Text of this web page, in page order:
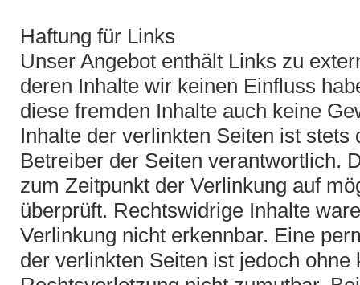
Haftung für Links
Unser Angebot enthält Links zu
deren Inhalte wir keinen Einfluss
diese fremden Inhalte auch keine
Inhalte der verlinkten Seiten ist
Betreiber der Seiten verantwortlich.
zum Zeitpunkt der Verlinkung auf
überprüft. Rechtswidrige Inhalte
Verlinkung nicht erkennbar. Eine
der verlinkten Seiten ist jedoch